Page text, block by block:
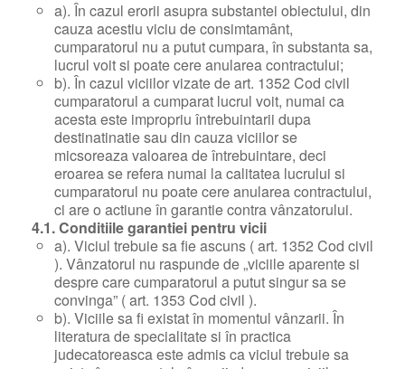
a). În cazul erorii asupra substantei obiectului, din
cauza acestiu viciu de consimtamânt,
cumparatorul nu a putut cumpara, în substanta sa,
lucrul voit si poate cere anularea contractului;
b). În cazul viciilor vizate de art. 1352 Cod civil
cumparatorul a cumparat lucrul voit, numai ca
acesta este impropriu întrebuintarii dupa
destinatinatie sau din cauza viciilor se
micsoreaza valoarea de întrebuintare, deci
eroarea se refera numai la calitatea lucrului si
cumparatorul nu poate cere anularea contractului,
ci are o actiune în garantie contra vânzatorului.
4.1. Conditiile garantiei pentru vicii
a). Viciul trebuie sa fie ascuns ( art. 1352 Cod civil
). Vânzatorul nu raspunde de „viciile aparente si
despre care cumparatorul a putut singur sa se
convinga” ( art. 1353 Cod civil ).
b). Viciile sa fi existat în momentul vânzarii. În
literatura de specialitate si în practica
judecatoreasca este admis ca viciul trebuie sa